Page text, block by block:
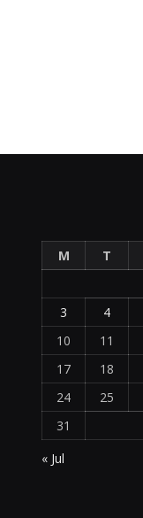
M
T
3
4
10
11
17
18
24
25
31
« Jul